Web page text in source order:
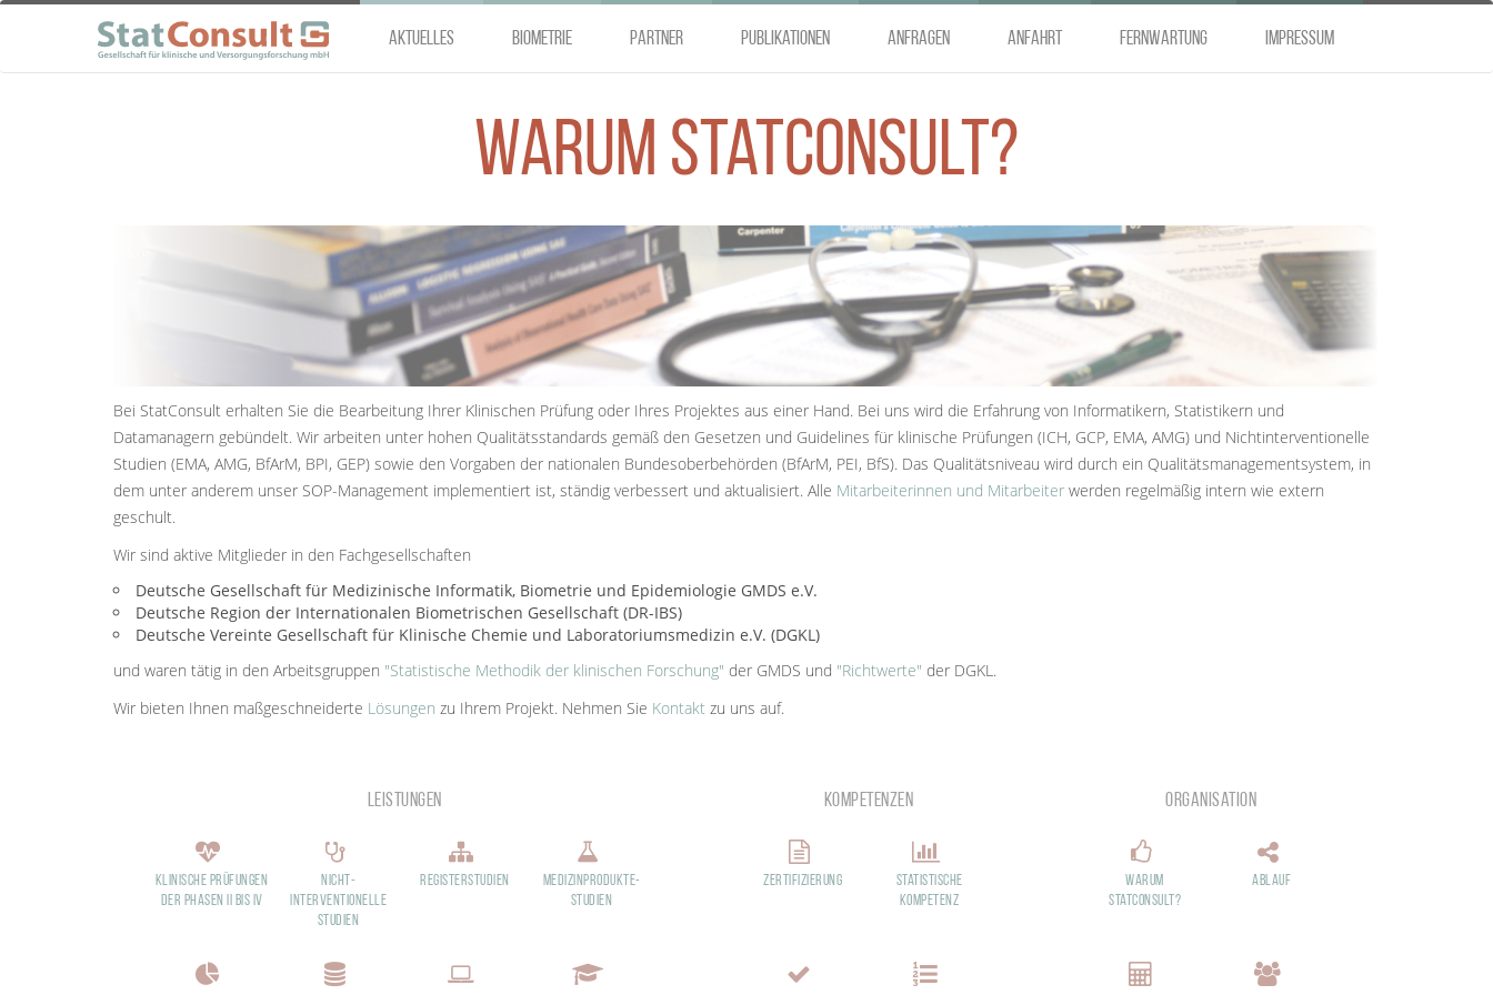
Direkt zum Inhalt
Aktuelles
Biometrie Partner Publikationen Anfragen Anfahrt Fernwartung Impressum
Warum StatConsult?
Bei StatConsult erhalten Sie die Bearbeitung Ihrer Klinischen Prüfung oder Ihres Projektes aus einer Hand. Bei uns wird die Erfahrung von Informatikern, Statistikern und
Datamanagern gebündelt. Wir arbeiten unter hohen Qualitätsstandards gemäß den Gesetzen und Guidelines für klinische Prüfungen (ICH, GCP, EMA, AMG) und Nichtinterventionelle
Studien (EMA, AMG, BfArM, BPI, GEP) sowie den Vorgaben der nationalen Bundesoberbehörden (BfArM, PEI, BfS). Das Qualitätsniveau wird durch ein Qualitätsmanagementsystem, in
dem unter anderem unser SOP-Management implementiert ist, ständig verbessert und aktualisiert. Alle Mitarbeiterinnen und Mitarbeiter werden regelmäßig intern wie extern
geschult.
Wir sind aktive Mitglieder in den Fachgesellschaften
Deutsche Gesellschaft für Medizinische Informatik, Biometrie und Epidemiologie GMDS e.V.
Deutsche Region der Internationalen Biometrischen Gesellschaft (DR-IBS)
Deutsche Vereinte Gesellschaft für Klinische Chemie und Laboratoriumsmedizin e.V. (DGKL)
und waren tätig in den Arbeitsgruppen "Statistische Methodik der klinischen Forschung" der GMDS und "Richtwerte" der DGKL.
Wir bieten Ihnen maßgeschneiderte Lösungen zu Ihrem Projekt. Nehmen Sie Kontakt zu uns auf.
Leistungen
Klinische Prüfungen
der Phasen II bis IV
Nicht-
interventionelle
Studien
Registerstudien
Medizinprodukte-
studien
Kompetenzen
Zertifizierung
Statistische
Kompetenz
Organisation
Warum
StatConsult?
Ablauf